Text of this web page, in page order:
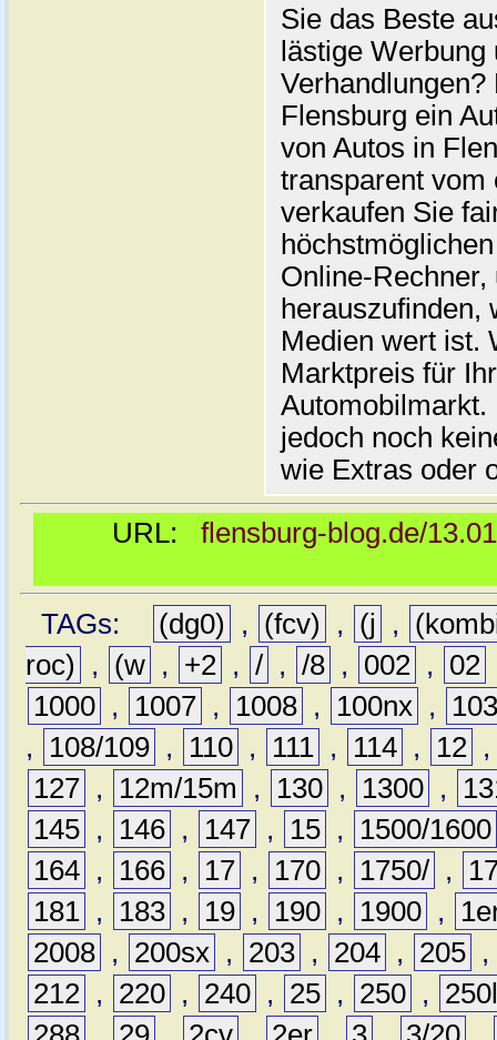
Sie das Beste
lästige Werbung
Flensburg ein
von Autos in
transparent vom
verkaufen Sie
Online-
herauszufinden,
Medien wert ist.
Marktpreis für
jedoch noch
wie Extras oder
URL: flensburg-blog.de/
TAGs: (dg0) , (fcv) , (j ,
roc)
, (w , +2 , / , /8 , 002 , 02
1000 , 1007 , 1008 , 100nx ,
,
108/109 , 110 , 111 , 114 , 12
127 , 12m/15m , 130 , 1300 ,
145 , 146 , 147 , 15 ,
1500/1600
164 , 166 , 17 , 170 , 1750/ ,
181 , 183 , 19 , 190 , 1900 ,
2008 , 200sx , 203 , 204 , 205 ,
212 , 220 , 240 , 25 , 250 ,